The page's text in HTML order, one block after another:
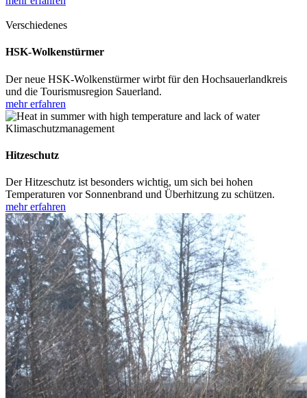
Verschiedenes
HSK-Wolkenstürmer
Der neue HSK-Wolkenstürmer wirbt für den Hochsauerlandkreis
und die Tourismusregion Sauerland.
mehr erfahren
Klimaschutzmanagement
Hitzeschutz
Der Hitzeschutz ist besonders wichtig, um sich bei hohen
Temperaturen vor Sonnenbrand und Überhitzung zu schützen.
mehr erfahren